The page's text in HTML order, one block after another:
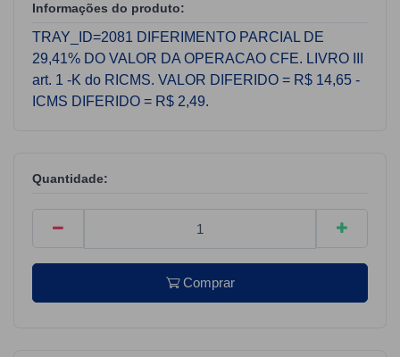
Informações do produto:
TRAY_ID=2081 DIFERIMENTO PARCIAL DE
29,41% DO VALOR DA OPERACAO CFE. LIVRO III
art. 1 -K do RICMS. VALOR DIFERIDO = R$ 14,65 -
ICMS DIFERIDO = R$ 2,49.
Quantidade:
Comprar